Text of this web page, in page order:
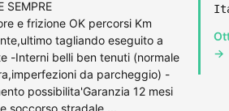
SEMPRE
e frizione OK percorsi Km
tagliando eseguito a
-Interni belli ben tenuti (normale
da parcheggio) -
possibilita'Garanzia 12 mesi
soccorso stradale ...
→